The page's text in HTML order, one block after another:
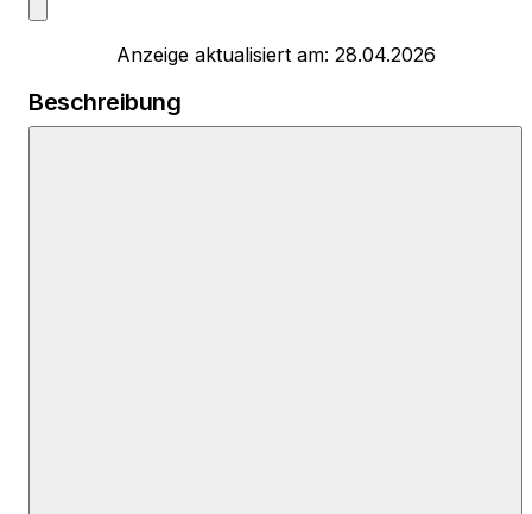
Anzeige aktualisiert am: 28.04.2026
Beschreibung